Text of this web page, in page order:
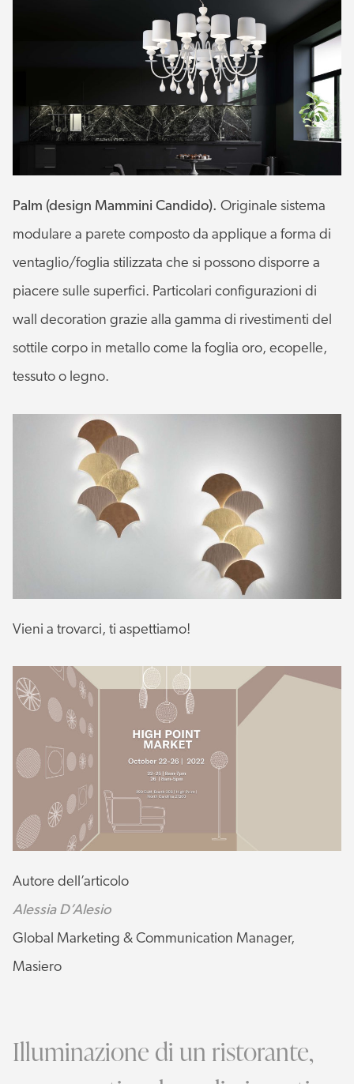
Palm (design Mammini Candido). Originale sistema
modulare a parete composto da applique a forma di
ventaglio/foglia stilizzata che si possono disporre a
piacere sulle superfici. Particolari configurazioni di
wall decoration grazie alla gamma di rivestimenti del
sottile corpo in metallo come la foglia oro, ecopelle,
tessuto o legno.
Vieni a trovarci, ti aspettiamo!
Autore dell’articolo
Alessia D’Alesio
Global Marketing & Communication Manager,
Masiero
Illuminazione di un ristorante,